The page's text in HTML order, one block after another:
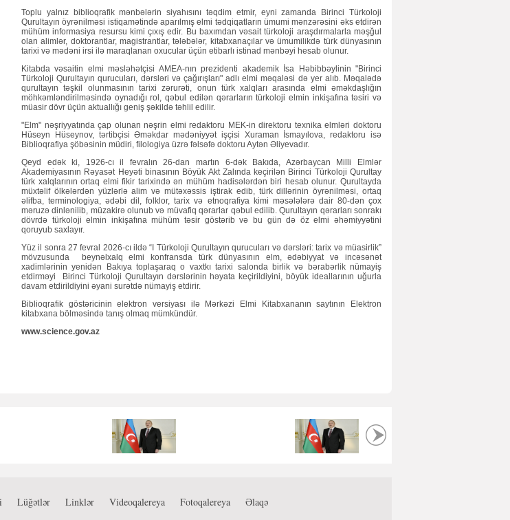
Toplu yalnız biblioqrafik mənbələrin siyahısını təqdim etmir, eyni zamanda Birinci Türkoloji
Qurultayın öyrənilməsi istiqamətində aparılmış elmi tədqiqatların ümumi mənzərəsini əks etdirən
mühüm informasiya resursu kimi çıxış edir. Bu baxımdan vəsait türkoloji araşdırmalarla məşğul
olan alimlər, doktorantlar, magistrantlar, tələbələr, kitabxanaçılar və ümumilikdə türk dünyasının
tarixi və mədəni irsi ilə maraqlanan oxucular üçün etibarlı istinad mənbəyi hesab olunur.
Kitabda vəsaitin elmi məsləhətçisi AMEA-nın prezidenti akademik İsa Həbibbəylinin "Birinci
Türkoloji Qurultayın qurucuları, dərsləri və çağırışları" adlı elmi məqaləsi də yer alıb. Məqalədə
qurultayın təşkil olunmasının tarixi zərurəti, onun türk xalqları arasında elmi əməkdaşlığın
möhkəmləndirilməsində oynadığı rol, qəbul edilən qərarların türkoloji elmin inkişafına təsiri və
müasir dövr üçün aktuallığı geniş şəkildə təhlil edilir.
"Elm" nəşriyyatında çap olunan nəşrin elmi redaktoru MEK-in direktoru texnika elmləri doktoru
Hüseyn Hüseynov, tərtibçisi Əməkdar mədəniyyət işçisi Xuraman İsmayılova, redaktoru isə
Biblioqrafiya şöbəsinin müdiri, filologiya üzrə fəlsəfə doktoru Aytən Əliyevadır.
Qeyd edək ki, 1926-cı il fevralın 26-dan martın 6-dək Bakıda, Azərbaycan Milli Elmlər
Akademiyasının Rəyasət Heyəti binasının Böyük Akt Zalında keçirilən Birinci Türkoloji Qurultay
türk xalqlarının ortaq elmi fikir tarixində ən mühüm hadisələrdən biri hesab olunur. Qurultayda
müxtəlif ölkələrdən yüzlərlə alim və mütəxəssis iştirak edib, türk dillərinin öyrənilməsi, ortaq
əlifba, terminologiya, ədəbi dil, folklor, tarix və etnoqrafiya kimi məsələlərə dair 80-dən çox
məruzə dinlənilib, müzakirə olunub və müvafiq qərarlar qəbul edilib. Qurultayın qərarları sonrakı
dövrdə türkoloji elmin inkişafına mühüm təsir göstərib və bu gün də öz elmi əhəmiyyətini
qoruyub saxlayır.
Yüz il sonra 27 fevral 2026-cı ildə “I Türkoloji Qurultayın qurucuları və dərsləri: tarix və müasirlik”
mövzusunda beynəlxalq elmi konfransda türk dünyasının elm, ədəbiyyat və incəsənət
xadimlərinin yenidən Bakıya toplaşaraq o vaxtkı tarixi salonda birlik və bərabərlik nümayiş
etdirməyi Birinci Türkoloji Qurultayın dərslərinin həyata keçirildiyini, böyük ideallarının uğurla
davam etdirildiyini əyani surətdə nümayiş etdirir.
Biblioqrafik göstəricinin elektron versiyası ilə Mərkəzi Elmi Kitabxananın saytının Elektron
kitabxana bölməsində tanış olmaq mümkündür.
www.science.gov.az
Lüğətlər Linklər Videoqalereya Fotoqalereya Əlaqə